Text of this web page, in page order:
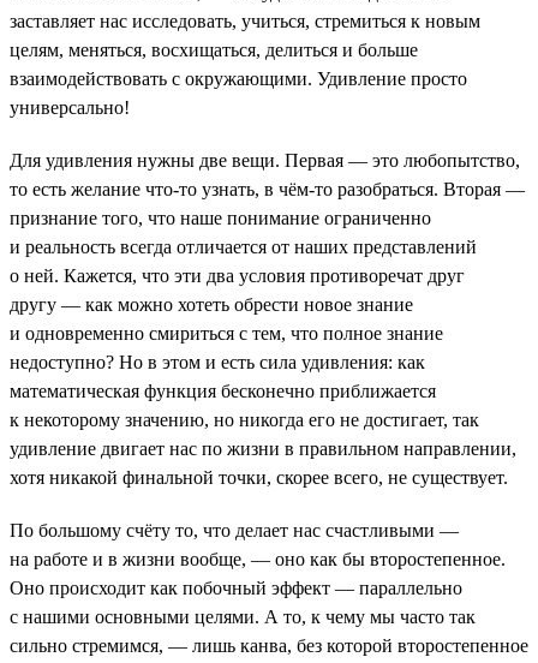
заставляет нас исследовать, учиться, стремиться к новым
целям, меняться, восхищаться, делиться и больше
взаимодействовать с окружающими. Удивление просто
универсально!
Для удивления нужны две вещи. Первая — это любопытство,
то есть желание что-то узнать, в чём-то разобраться. Вторая —
признание того, что наше понимание ограниченно
и реальность всегда отличается от наших представлений
о ней. Кажется, что эти два условия противоречат друг
другу — как можно хотеть обрести новое знание
и одновременно смириться с тем, что полное знание
недоступно? Но в этом и есть сила удивления: как
математическая функция бесконечно приближается
к некоторому значению, но никогда его не достигает, так
удивление двигает нас по жизни в правильном направлении,
хотя никакой финальной точки, скорее всего, не существует.
По большому счёту то, что делает нас счастливыми —
на работе и в жизни вообще, — оно как бы второстепенное.
Оно происходит как побочный эффект — параллельно
с нашими основными целями. А то, к чему мы часто так
сильно стремимся, — лишь канва, без которой второстепенное